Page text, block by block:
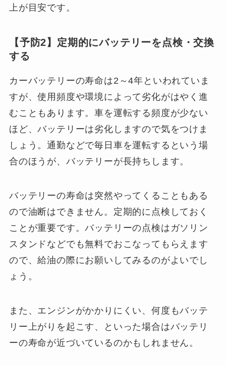
上が目安です。
【予防2】定期的にバッテリーを点検・交換
する
カーバッテリーの寿命は2～4年といわれていま
すが、使用頻度や環境によって劣化がはやく進
むこともあります。車を運転する頻度が少ない
ほど、バッテリーは劣化しますので気をつけま
しょう。通勤などで毎日車を運転するという場
合のほうが、バッテリーが長持ちします。
バッテリーの寿命は突然やってくることもある
ので油断はできません。定期的に点検しておく
ことが重要です。バッテリーの点検はガソリン
スタンドなどでも無料でおこなってもらえます
ので、給油の際にお願いしてみるのがよいでし
ょう。
また、エンジンがかかりにくい、何度もバッテ
リー上がりを起こす、といった場合はバッテリ
ーの寿命が近づいているのかもしれません。